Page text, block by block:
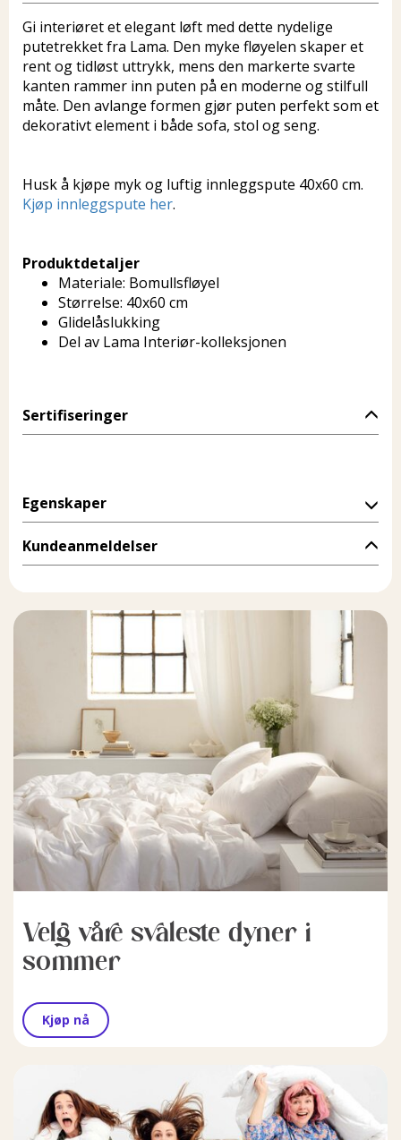
Gi interiøret et elegant løft med dette nydelige
putetrekket fra Lama. Den myke fløyelen skaper et
rent og tidløst uttrykk, mens den markerte svarte
kanten rammer inn puten på en moderne og stilfull
måte. Den avlange formen gjør puten perfekt som et
dekorativt element i både sofa, stol og seng.
Husk å kjøpe myk og luftig innleggspute 40x60 cm.
Kjøp innleggspute her.
Produktdetaljer
Materiale: Bomullsfløyel
Størrelse: 40x60 cm
Glidelåslukking
Del av Lama Interiør-kolleksjonen
Sertifiseringer
Egenskaper
Kundeanmeldelser
Velg våre svaleste dyner i
sommer
Kjøp nå